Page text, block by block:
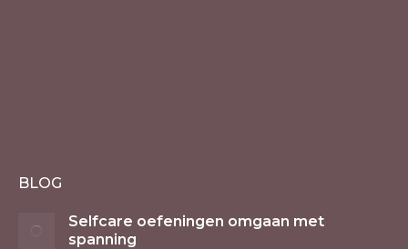
BLOG
Selfcare oefeningen omgaan met
spanning